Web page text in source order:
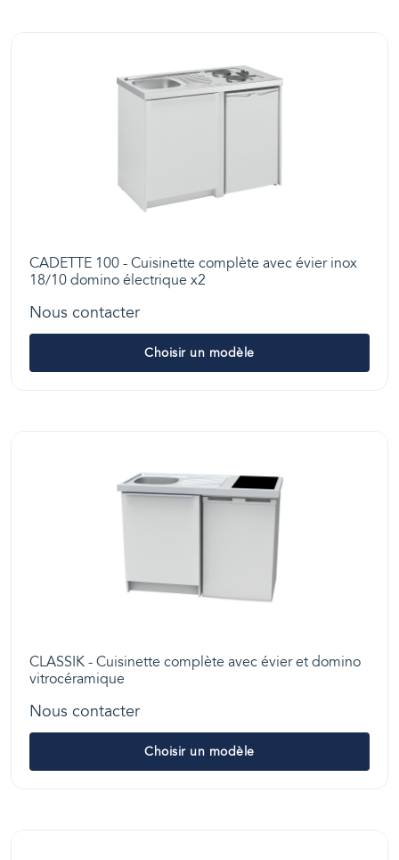
CADETTE 100 - Cuisinette complète avec évier inox
18/10 domino électrique x2
Nous contacter
Choisir un modèle
CLASSIK - Cuisinette complète avec évier et domino
vitrocéramique
Nous contacter
Choisir un modèle